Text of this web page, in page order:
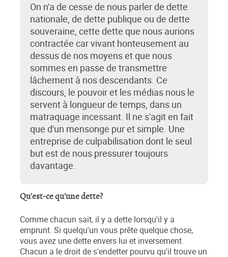
On n'a de cesse de nous parler de dette
nationale, de dette publique ou de dette
souveraine, cette dette que nous aurions
contractée car vivant honteusement au
dessus de nos moyens et que nous
sommes en passe de transmettre
lâchement à nos descendants. Ce
discours, le pouvoir et les médias nous le
servent à longueur de temps, dans un
matraquage incessant. Il ne s'agit en fait
que d'un mensonge pur et simple. Une
entreprise de culpabilisation dont le seul
but est de nous pressurer toujours
davantage.
Qu'est-ce qu'une dette?
Comme chacun sait, il y a dette lorsqu'il y a
emprunt. Si quelqu'un vous prête quelque chose,
vous avez une dette envers lui et inversement.
Chacun a le droit de s'endetter pourvu qu'il trouve un